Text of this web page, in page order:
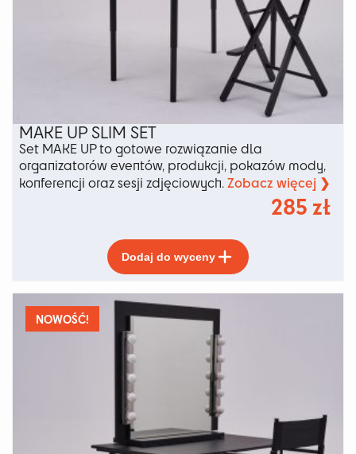
MAKE UP SLIM SET
Set MAKE UP to gotowe rozwiązanie dla
organizatorów eventów, produkcji, pokazów mody,
konferencji oraz sesji zdjęciowych. Zobacz więcej ❯
285 zł
Dodaj do wyceny
produkt
ma
wiele
wariantów.
Opcje
można
wybrać
stronie
produktu
NOWOŚĆ!